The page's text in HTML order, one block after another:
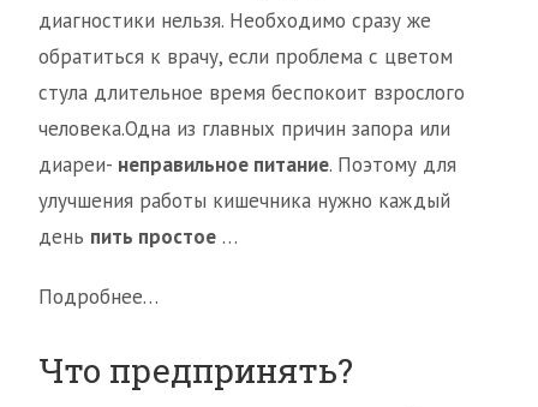
диагностики нельзя. Необходимо сразу же
обратиться к врачу, если проблема с цветом
стула длительное время беспокоит взрослого
человека.Одна из главных причин запора или
диареи- неправильное питание. Поэтому для
улучшения работы кишечника нужно каждый
день пить простое …
Подробнее…
Что предпринять?